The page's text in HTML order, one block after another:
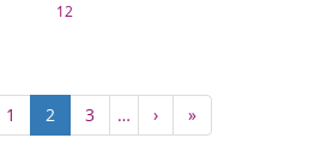
12
Page
1
Current
page
2 Page
3 …
Next
page
›
Last
page
»